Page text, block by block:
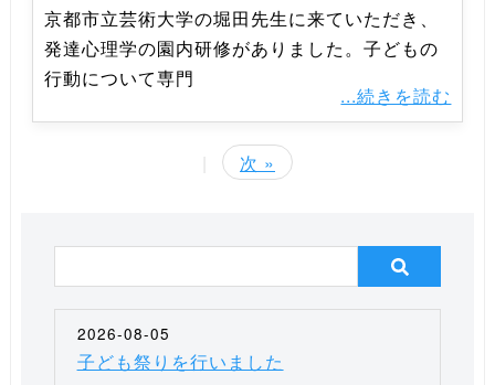
京都市立芸術大学の堀田先生に来ていただき、
発達心理学の園内研修がありました。子どもの
行動について専門
...続きを読む
次 »
2026-08-05
子ども祭りを行いました